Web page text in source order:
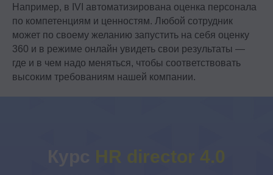
Например, в IVI автоматизирована оценка персонала
по компетенциям и ценностям. Любой сотрудник
может по своему желанию запустить на себя оценку
360 и в режиме онлайн увидеть свои результаты —
где и в чем надо меняться, чтобы соответствовать
высоким требованиям нашей компании.
HR director 4.0